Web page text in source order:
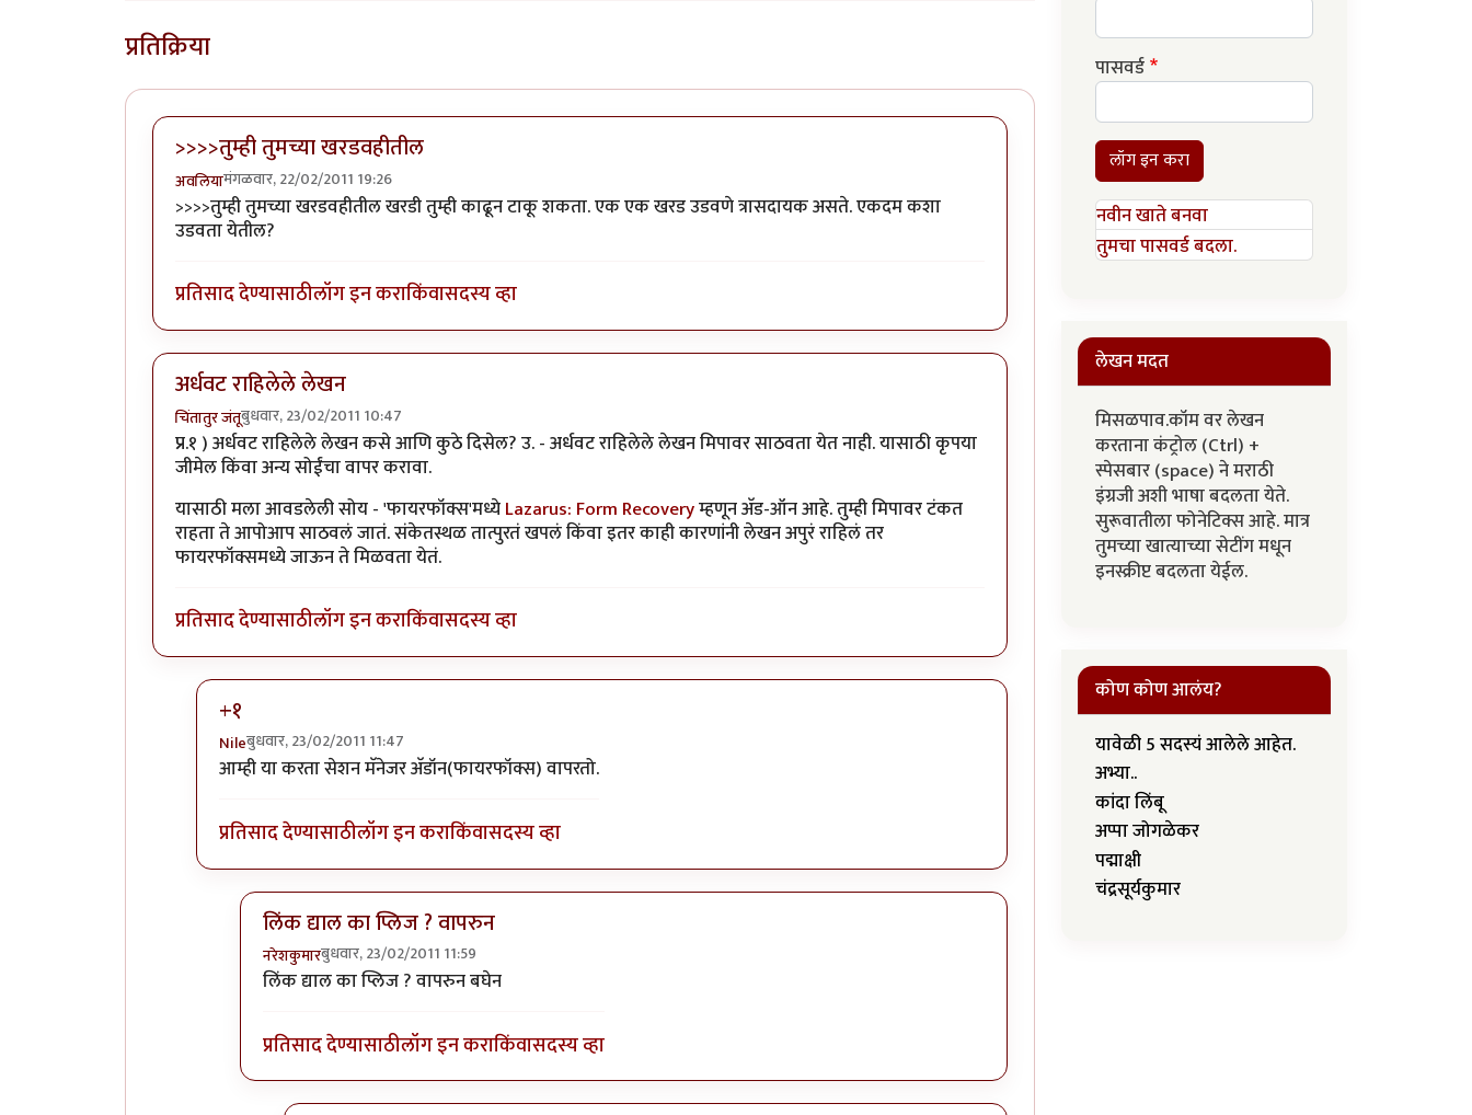
प्रतिक्रिया
>>>>तुम्ही तुमच्या खरडवहीतील
अवलियामंगळवार, 22/02/2011 19:26
>>>>तुम्ही तुमच्या खरडवहीतील खरडी तुम्ही काढून टाकू शकता. एक एक खरड उडवणे त्रासदायक असते. एकदम कशा
उडवता येतील?
प्रतिसाद देण्यासाठीलॉग इन कराकिंवासदस्य व्हा
अर्धवट राहिलेले लेखन
चिंतातुर जंतूबुधवार, 23/02/2011 10:47
प्र.१ ) अर्धवट राहिलेले लेखन कसे आणि कुठे दिसेल? उ. - अर्धवट राहिलेले लेखन मिपावर साठवता येत नाही. यासाठी कृपया
जीमेल किंवा अन्य सोईंचा वापर करावा.
यासाठी मला आवडलेली सोय - 'फायरफॉक्स'मध्येLazarus: Form Recoveryम्हणून अ‍ॅड-ऑन आहे. तुम्ही मिपावर टंकत
राहता ते आपोआप साठवलं जातं. संकेतस्थळ तात्पुरतं खपलं किंवा इतर काही कारणांनी लेखन अपुरं राहिलं तर
फायरफॉक्समध्ये जाऊन ते मिळवता येतं.
प्रतिसाद देण्यासाठीलॉग इन कराकिंवासदस्य व्हा
+१
Nileबुधवार, 23/02/2011 11:47
In reply toअर्धवट राहिलेले लेखनbyचिंतातुर जंतू
आम्ही या करता सेशन मॅनेजर अ‍ॅडॉन(फायरफॉक्स) वापरतो.
प्रतिसाद देण्यासाठीलॉग इन कराकिंवासदस्य व्हा
लिंक द्याल का प्लिज ? वापरुन
नरेशकुमारबुधवार, 23/02/2011 11:59
In reply to+१byNile
लिंक द्याल का प्लिज ? वापरुन बघेन
प्रतिसाद देण्यासाठीलॉग इन कराकिंवासदस्य व्हा
पासवर्ड
लॉग इन करा
नवीन खाते बनवा
तुमचा पासवर्ड बदला.
लेखन मदत
मिसळपाव.कॉम वर लेखन
करताना कंट्रोल (Ctrl) +
स्पेसबार (space) ने मराठी
इंग्रजी अशी भाषा बदलता येते.
सुरूवातीला फोनेटिक्स आहे. मात्र
तुमच्या खात्याच्या सेटींग मधून
इनस्क्रीप्ट बदलता येईल.
कोण कोण आलंय?
यावेळी 5 सदस्यं आलेले आहेत.
अभ्या..
कांदा लिंबू
अप्पा जोगळेकर
पद्माक्षी
चंद्रसूर्यकुमार